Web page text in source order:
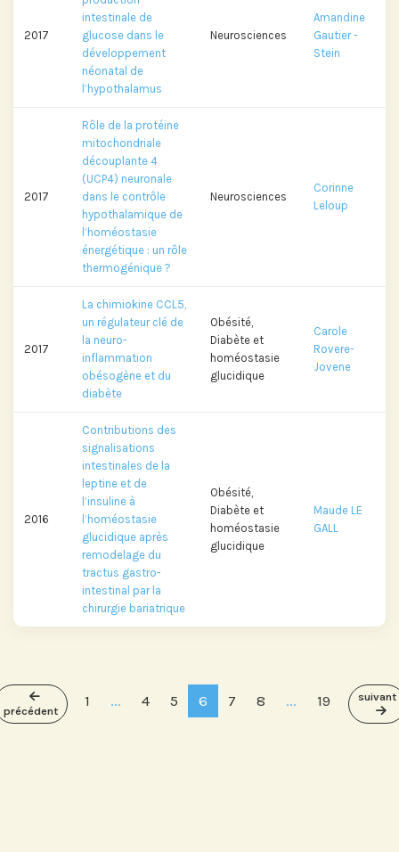
2017
intestinale de
glucose dans le
développement
néonatal de
l’hypothalamus
Neurosciences
Amandine
Gautier -
Stein
2017
Rôle de la protéine
mitochondriale
découplante 4
(UCP4) neuronale
dans le contrôle
hypothalamique de
l’homéostasie
énergétique : un rôle
thermogénique ?
Neurosciences
Corinne
Leloup
2017
La chimiokine CCL5,
un régulateur clé de
la neuro-
inflammation
obésogène et du
diabète
Obésité,
Diabète et
homéostasie
glucidique
Carole
Rovere-
Jovene
2016
Contributions des
signalisations
intestinales de la
leptine et de
l’insuline à
l’homéostasie
glucidique après
remodelage du
tractus gastro-
intestinal par la
chirurgie bariatrique
Obésité,
Diabète et
homéostasie
glucidique
Maude LE
GALL
précédent
1 ... 4 5 6 7 8 ... 19 suivant